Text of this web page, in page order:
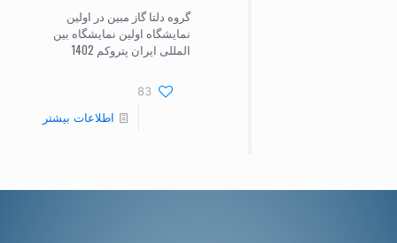
گروه دلتا گاز مبین در اولین
نمایشگاه اولین نمایشگاه بین
المللی ایران پتروکم 1402
83
اطلاعات بیشتر